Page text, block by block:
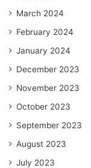
March 2024
February 2024
January 2024
December 2023
November 2023
October 2023
September 2023
August 2023
July 2023